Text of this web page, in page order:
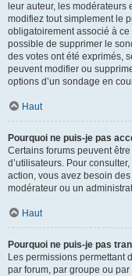
leur auteur, les
modifiez tout simplement le
obligatoirement associé à ce
possible de supprimer le
des votes ont été exprimés,
peuvent modifier ou
options d’un sondage en
Haut
Pourquoi ne puis-je pas
Certains forums peuvent
d’utilisateurs. Pour
action, vous avez besoin
modérateur ou un
Haut
Pourquoi ne puis-je pas
Les permissions permettant
par forum, par groupe ou